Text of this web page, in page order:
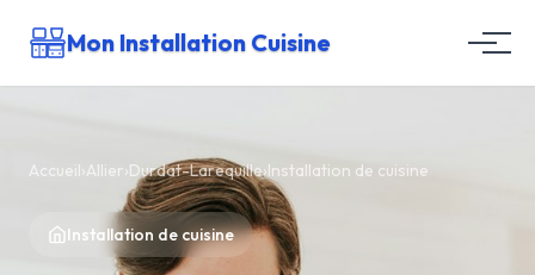
Mon Installation Cuisine
Accueil›Allier›Durdat-Larequille›Installation de cuisine
Installation de cuisine